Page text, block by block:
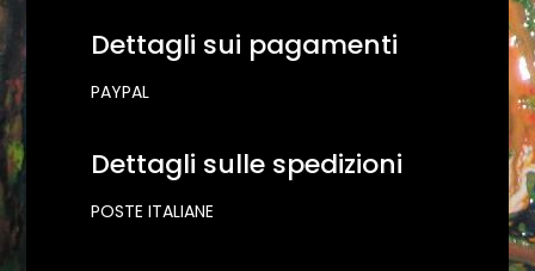
Dettagli sui pagamenti
PAYPAL
Dettagli sulle spedizioni
POSTE ITALIANE